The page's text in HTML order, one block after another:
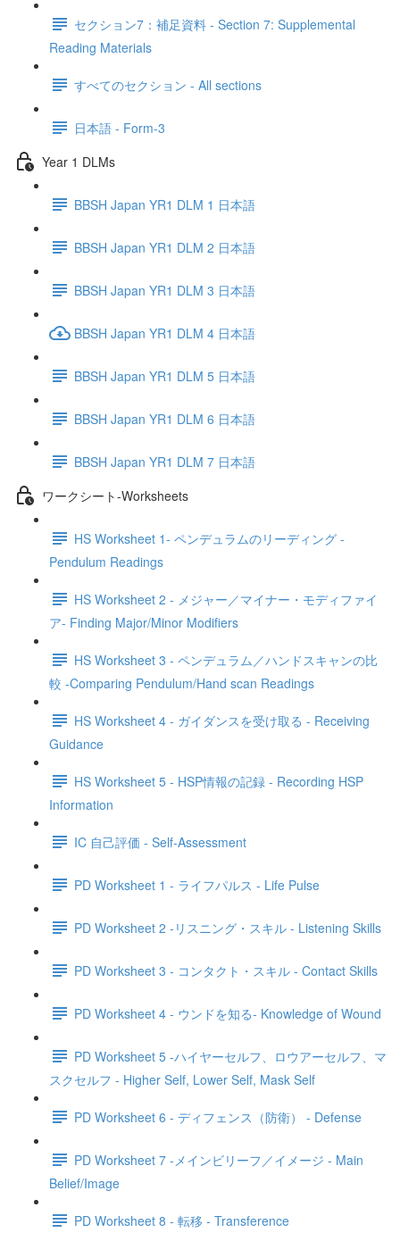
セクション7：補足資料 - Section 7: Supplemental
Reading Materials
すべてのセクション - All sections
日本語 - Form-3
Year 1 DLMs
BBSH Japan YR1 DLM 1 日本語
BBSH Japan YR1 DLM 2 日本語
BBSH Japan YR1 DLM 3 日本語
BBSH Japan YR1 DLM 4 日本語
BBSH Japan YR1 DLM 5 日本語
BBSH Japan YR1 DLM 6 日本語
BBSH Japan YR1 DLM 7 日本語
ワークシート-Worksheets
HS Worksheet 1- ペンデュラムのリーディング -
Pendulum Readings
HS Worksheet 2 - メジャー／マイナー・モディファイ
ア- Finding Major/Minor Modifiers
HS Worksheet 3 - ペンデュラム／ハンドスキャンの比
較 -Comparing Pendulum/Hand scan Readings
HS Worksheet 4 - ガイダンスを受け取る - Receiving
Guidance
HS Worksheet 5 - HSP情報の記録 - Recording HSP
Information
IC 自己評価 - Self-Assessment
PD Worksheet 1 - ライフパルス - Life Pulse
PD Worksheet 2 -リスニング・スキル - Listening Skills
PD Worksheet 3 - コンタクト・スキル - Contact Skills
PD Worksheet 4 - ウンドを知る- Knowledge of Wound
PD Worksheet 5 -ハイヤーセルフ、ロウアーセルフ、マ
スクセルフ - Higher Self, Lower Self, Mask Self
PD Worksheet 6 - ディフェンス（防衛） - Defense
PD Worksheet 7 -メインビリーフ／イメージ - Main
Belief/Image
PD Worksheet 8 - 転移 - Transference